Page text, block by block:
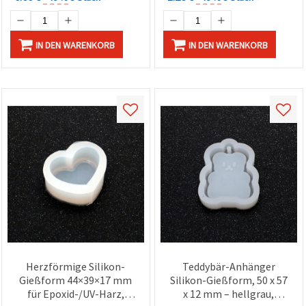
IN DEN WARENKORB IN DEN WARENKORB
Herzförmige Silikon-
Gießform 44×39×17 mm
für Epoxid-/UV-Harz,
Teddybär-Anhänger
Silikon-Gießform, 50 x 57
x 12 mm – hellgrau,